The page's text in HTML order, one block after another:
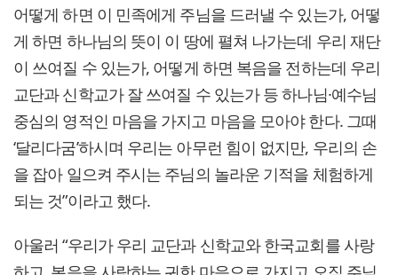
어떻게 하면 이 민족에게 주님을 드러낼 수 있는가, 어떻
게 하면 하나님의 뜻이 이 땅에 펼쳐 나가는데 우리 재단
이 쓰여질 수 있는가, 어떻게 하면 복음을 전하는데 우리
교단과 신학교가 잘 쓰여질 수 있는가 등 하나님·예수님
중심의 영적인 마음을 가지고 마음을 모아야 한다. 그때
‘달리다굼’하시며 우리는 아무런 힘이 없지만, 우리의 손
을 잡아 일으켜 주시는 주님의 놀라운 기적을 체험하게
되는 것”이라고 했다.
아울러 “우리가 우리 교단과 신학교와 한국교회를 사랑